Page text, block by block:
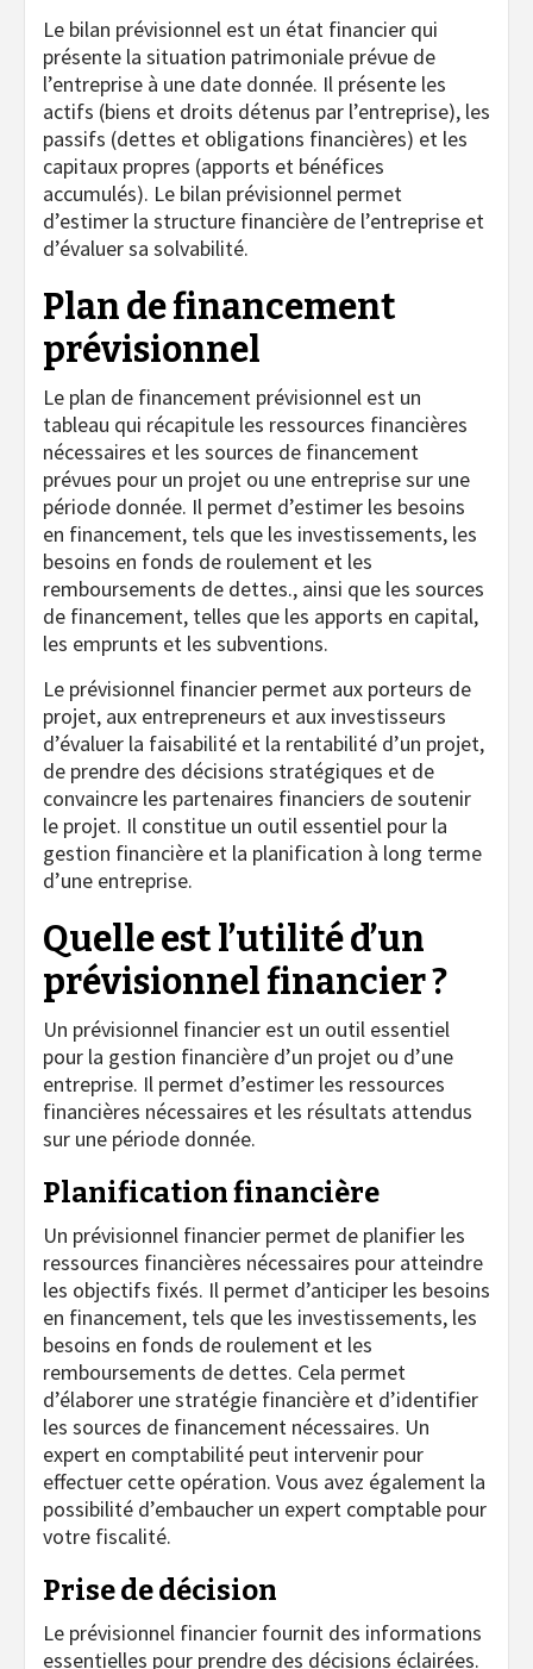
Le bilan prévisionnel est un état financier qui
présente la situation patrimoniale prévue de
l’entreprise à une date donnée. Il présente les
actifs (biens et droits détenus par l’entreprise), les
passifs (dettes et obligations financières) et les
capitaux propres (apports et bénéfices
accumulés). Le bilan prévisionnel permet
d’estimer la structure financière de l’entreprise et
d’évaluer sa solvabilité.
Plan de financement
prévisionnel
Le plan de financement prévisionnel est un
tableau qui récapitule les ressources financières
nécessaires et les sources de financement
prévues pour un projet ou une entreprise sur une
période donnée. Il permet d’estimer les besoins
en financement, tels que les investissements, les
besoins en fonds de roulement et les
remboursements de dettes., ainsi que les sources
de financement, telles que les apports en capital,
les emprunts et les subventions.
Le prévisionnel financier permet aux porteurs de
projet, aux entrepreneurs et aux investisseurs
d’évaluer la faisabilité et la rentabilité d’un projet,
de prendre des décisions stratégiques et de
convaincre les partenaires financiers de soutenir
le projet. Il constitue un outil essentiel pour la
gestion financière et la planification à long terme
d’une entreprise.
Quelle est l’utilité d’un
prévisionnel financier ?
Un prévisionnel financier est un outil essentiel
pour la gestion financière d’un projet ou d’une
entreprise. Il permet d’estimer les ressources
financières nécessaires et les résultats attendus
sur une période donnée.
Planification financière
Un prévisionnel financier permet de planifier les
ressources financières nécessaires pour atteindre
les objectifs fixés. Il permet d’anticiper les besoins
en financement, tels que les investissements, les
besoins en fonds de roulement et les
remboursements de dettes. Cela permet
d’élaborer une stratégie financière et d’identifier
les sources de financement nécessaires. Un
expert en comptabilité peut intervenir pour
effectuer cette opération. Vous avez également la
possibilité d’embaucher un expert comptable pour
votre fiscalité.
Prise de décision
Le prévisionnel financier fournit des informations
essentielles pour prendre des décisions éclairées.